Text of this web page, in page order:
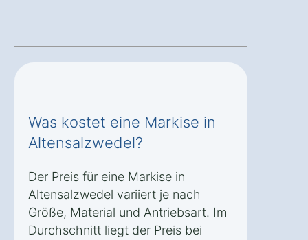
Was kostet eine Markise in
Altensalzwedel?
Der Preis für eine Markise in
Altensalzwedel variiert je nach
Größe, Material und Antriebsart. Im
Durchschnitt liegt der Preis bei